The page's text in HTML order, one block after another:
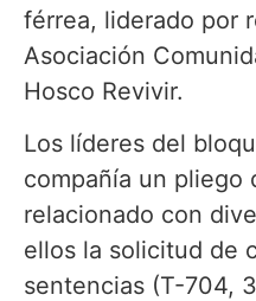
férrea, liderado por
Asociación
Hosco Revivir.
Los líderes del
compañía un pliego
relacionado con
ellos la solicitud de
sentencias (T-704,